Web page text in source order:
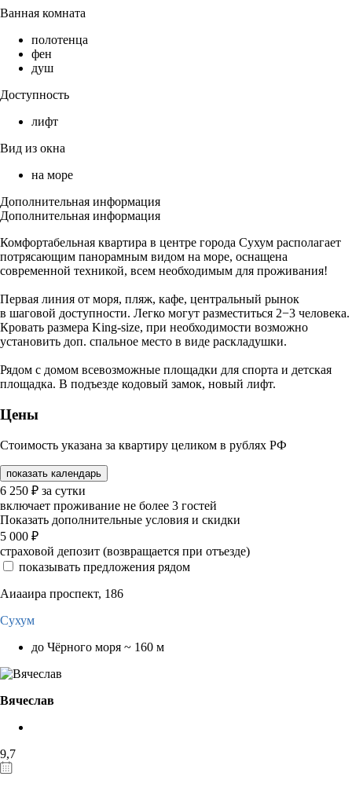
Ванная комната
полотенца
фен
душ
Доступность
лифт
Вид из окна
на море
Дополнительная информация
Дополнительная информация
Комфортабельная квартира в центре города Сухум располагает
потрясающим панорамным видом на море, оснащена
современной техникой, всем необходимым для проживания!
Первая линия от моря, пляж, кафе, центральный рынок
в шаговой доступности. Легко могут разместиться 2−3 человека.
Кровать размера King-size, при необходимости возможно
установить доп. спальное место в виде раскладушки.
Рядом с домом всевозможные площадки для спорта и детская
площадка. В подъезде кодовый замок, новый лифт.
Цены
Стоимость указана за квартиру целиком в рублях РФ
показать календарь
6 250 ₽ за сутки
включает проживание не более 3 гостей
Показать дополнительные условия и скидки
5 000 ₽
страховой депозит (возвращается при отъезде)
показывать предложения рядом
Аиааира проспект, 186
Сухум
до Чёрного моря ~ 160 м
Вячеслав
9,7